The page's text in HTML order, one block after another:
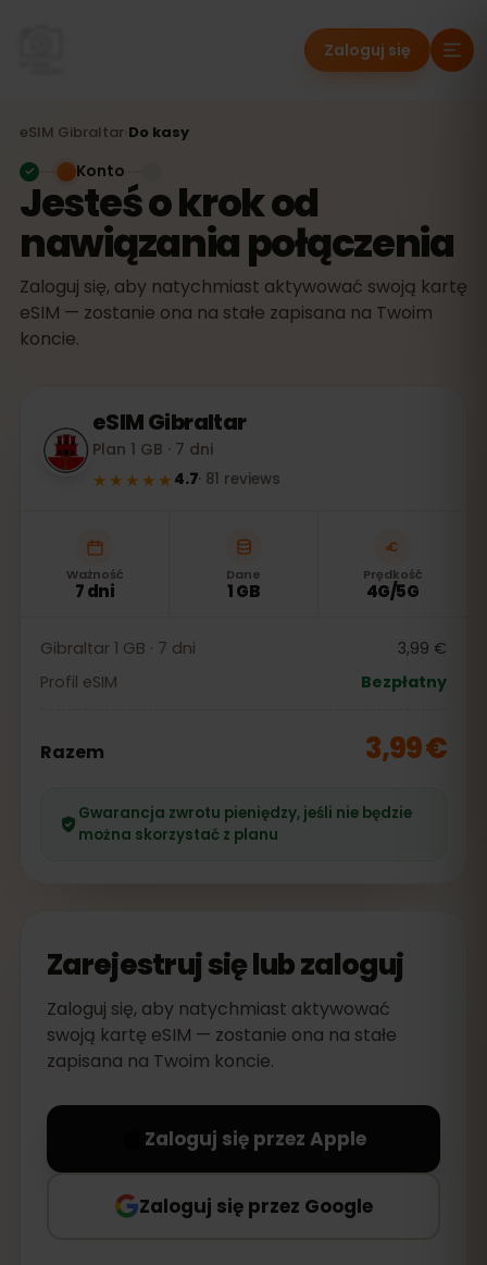
Zaloguj się
eSIM Gibraltar Do kasy
Jesteś o krok od
nawiązania połączenia
Zaloguj się, aby natychmiast aktywować swoją kartę
eSIM — zostanie ona na stałe zapisana na Twoim
koncie.
Konto
eSIMGibraltar
Plan 1 GB · 7 dni
★★★★★ 4.7· 81 reviews
Ważność
7 dni
Dane
1 GB
Prędkość
4G/5G
Gibraltar 1 GB · 7 dni
3,99 €
Profil eSIM
Bezpłatny
Razem 3,99 €
Gwarancja zwrotu pieniędzy, jeśli nie będzie
można skorzystać z planu
Zarejestruj się lub zaloguj
Zaloguj się, aby natychmiast aktywować
swoją kartę eSIM — zostanie ona na stałe
zapisana na Twoim koncie.
Zaloguj się przez Apple
Zaloguj się przez Google